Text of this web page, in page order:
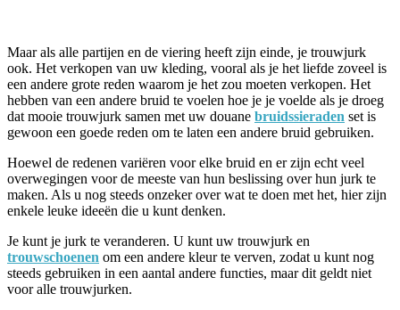
Maar als alle partijen en de viering heeft zijn einde, je trouwjurk
ook. Het verkopen van uw kleding, vooral als je het liefde zoveel is
een andere grote reden waarom je het zou moeten verkopen. Het
hebben van een andere bruid te voelen hoe je je voelde als je droeg
dat mooie trouwjurk samen met uw douane bruidssieraden set is
gewoon een goede reden om te laten een andere bruid gebruiken.
Hoewel de redenen variëren voor elke bruid en er zijn echt veel
overwegingen voor de meeste van hun beslissing over hun jurk te
maken. Als u nog steeds onzeker over wat te doen met het, hier zijn
enkele leuke ideeën die u kunt denken.
Je kunt je jurk te veranderen. U kunt uw trouwjurk en
trouwschoenen om een andere kleur te verven, zodat u kunt nog
steeds gebruiken in een aantal andere functies, maar dit geldt niet
voor alle trouwjurken.